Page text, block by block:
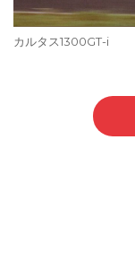
カルタス1300GT-i